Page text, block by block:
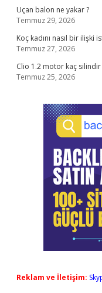
Uçan balon ne yakar ?
Temmuz 29, 2026
Koç kadını nasıl bir ilişki
Temmuz 27, 2026
Clio 1.2 motor kaç silindir
Temmuz 25, 2026
Reklam ve İletişim: